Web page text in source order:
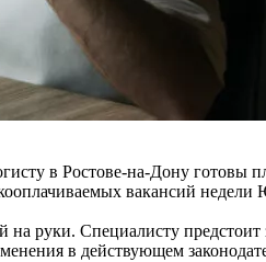
в Ростове-на-Дону готовы
вакансий недели
на руки. Специалисту
в действующем